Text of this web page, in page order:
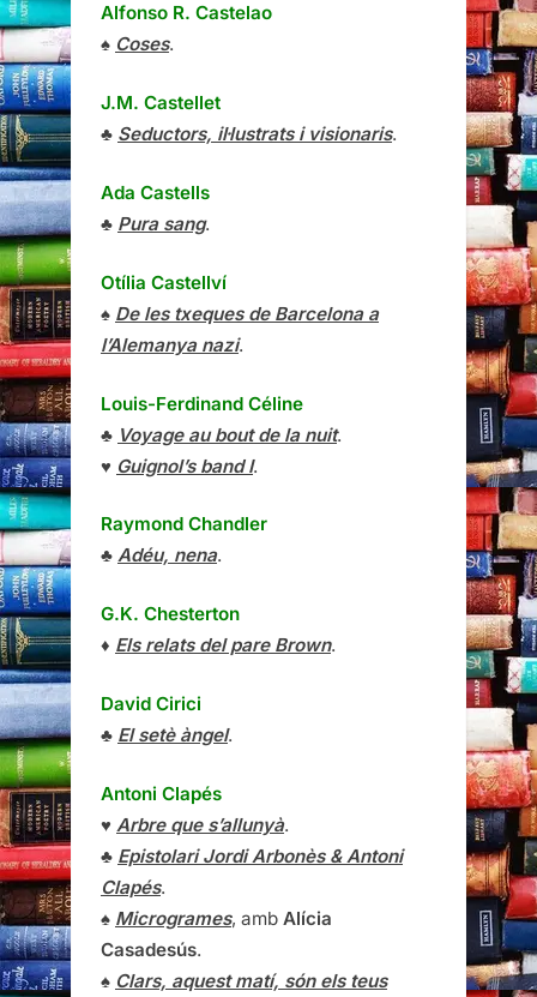
Alfonso R. Castelao
♠ Coses.
J.M. Castellet
♣ Seductors, il·lustrats i visionaris.
Ada Castells
♣ Pura sang.
Otília Castellví
♠ De les txeques de Barcelona a
l’Alemanya nazi.
Louis-Ferdinand Céline
♣ Voyage au bout de la nuit.
♥ Guignol’s band I.
Raymond Chandler
♣ Adéu, nena.
G.K. Chesterton
♦ Els relats del pare Brown.
David Cirici
♣ El setè àngel.
Antoni Clapés
♥ Arbre que s’allunyà.
♣ Epistolari Jordi Arbonès & Antoni
Clapés.
♠ Microgrames, amb Alícia
Casadesús.
♠ Clars, aquest matí, són els teus